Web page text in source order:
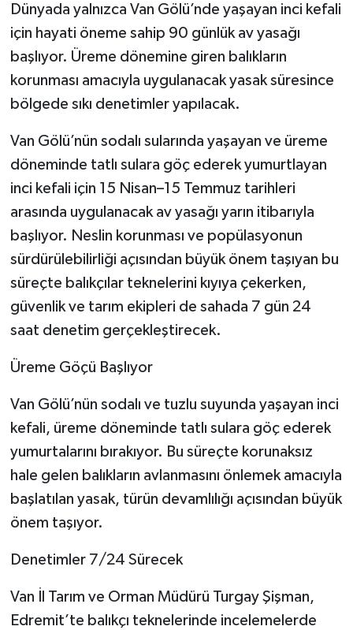
Dünyada yalnızca Van Gölü’nde yaşayan inci kefali
için hayati öneme sahip 90 günlük av yasağı
başlıyor. Üreme dönemine giren balıkların
korunması amacıyla uygulanacak yasak süresince
bölgede sıkı denetimler yapılacak.
Van Gölü’nün sodalı sularında yaşayan ve üreme
döneminde tatlı sulara göç ederek yumurtlayan
inci kefali için 15 Nisan–15 Temmuz tarihleri
arasında uygulanacak av yasağı yarın itibarıyla
başlıyor. Neslin korunması ve popülasyonun
sürdürülebilirliği açısından büyük önem taşıyan bu
süreçte balıkçılar teknelerini kıyıya çekerken,
güvenlik ve tarım ekipleri de sahada 7 gün 24
saat denetim gerçekleştirecek.
Üreme Göçü Başlıyor
Van Gölü’nün sodalı ve tuzlu suyunda yaşayan inci
kefali, üreme döneminde tatlı sulara göç ederek
yumurtalarını bırakıyor. Bu süreçte korunaksız
hale gelen balıkların avlanmasını önlemek amacıyla
başlatılan yasak, türün devamlılığı açısından büyük
önem taşıyor.
Denetimler 7/24 Sürecek
Van İl Tarım ve Orman Müdürü Turgay Şişman,
Edremit’te balıkçı teknelerinde incelemelerde